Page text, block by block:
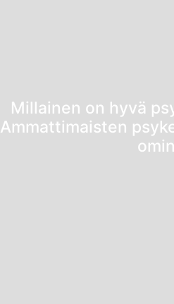
Millainen on hyvä
Ammattimaisten